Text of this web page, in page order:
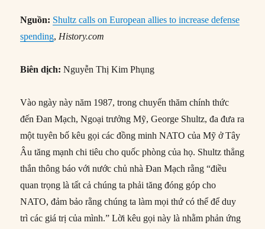
Nguồn: Shultz calls on European allies to increase defense
spending, History.com
Biên dịch: Nguyễn Thị Kim Phụng
Vào ngày này năm 1987, trong chuyến thăm chính thức
đến Đan Mạch, Ngoại trưởng Mỹ, George Shultz, đa đưa ra
một tuyên bố kêu gọi các đồng minh NATO của Mỹ ở Tây
Âu tăng mạnh chi tiêu cho quốc phòng của họ. Shultz thẳng
thắn thông báo với nước chủ nhà Đan Mạch rằng “điều
quan trọng là tất cả chúng ta phải tăng đóng góp cho
NATO, đảm bảo rằng chúng ta làm mọi thứ có thể để duy
trì các giá trị của mình.” Lời kêu gọi này là nhằm phản ứng